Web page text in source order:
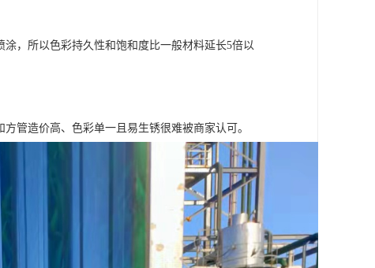
，所以色彩持久性和饱和度比一般材料延长5倍以
管造价高、色彩单一且易生锈很难被商家认可。